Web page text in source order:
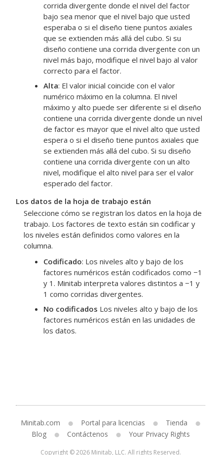
corrida divergente donde el nivel del factor
bajo sea menor que el nivel bajo que usted
esperaba o si el diseño tiene puntos axiales
que se extienden más allá del cubo. Si su
diseño contiene una corrida divergente con un
nivel más bajo, modifique el nivel bajo al valor
correcto para el factor.
Alta: El valor inicial coincide con el valor
numérico máximo en la columna. El nivel
máximo y alto puede ser diferente si el diseño
contiene una corrida divergente donde un nivel
de factor es mayor que el nivel alto que usted
espera o si el diseño tiene puntos axiales que
se extienden más allá del cubo. Si su diseño
contiene una corrida divergente con un alto
nivel, modifique el alto nivel para ser el valor
esperado del factor.
Los datos de la hoja de trabajo están
Seleccione cómo se registran los datos en la hoja de
trabajo. Los factores de texto están sin codificar y
los niveles están definidos como valores en la
columna.
Codificado: Los niveles alto y bajo de los
factores numéricos están codificados como −1
y 1. Minitab interpreta valores distintos a −1 y
1 como corridas divergentes.
No codificados Los niveles alto y bajo de los
factores numéricos están en las unidades de
los datos.
Minitab.com Portal para licencias
Tienda
Blog
Contáctenos Your Privacy Rights
Copyright © 2026 Minitab, LLC. All rights Reserved.